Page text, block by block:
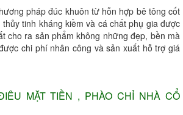
pháp đúc khuôn từ hỗn hợp bê tông cốt
tinh kháng kiềm và cá chất phụ gia được
cho ra sản phẩm không những đẹp, bền mà
chi phí nhân công và sản xuất hỗ trợ giá
MẶT TIỀN , PHÀO CHỈ NHÀ CỔ